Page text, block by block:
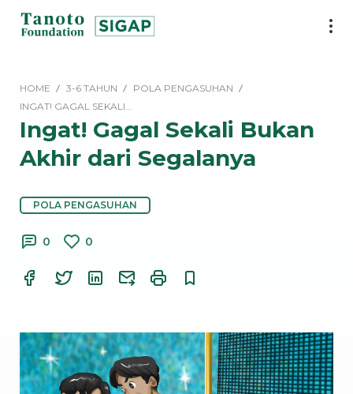
SIGAP
Foundation
HOME 3-6 TAHUN
POLA PENGASUHAN
INGAT! GAGAL SEKALI…
Ingat! Gagal Sekali Bukan
Akhir dari Segalanya
POLA PENGASUHAN
0 0